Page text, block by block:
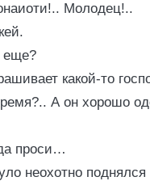
Молодец!..
еще?
какой-то
А он хорошо
проси…
неохотно поднялся